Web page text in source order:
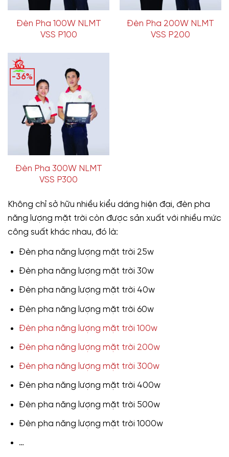
Đèn Pha 100W NLMT
VSS P100
Đèn Pha 200W NLMT
VSS P200
-36%
Đèn Pha 300W NLMT
VSS P300
Không chỉ sở hữu nhiều kiểu dáng hiện đại, đèn pha
năng lượng mặt trời còn được sản xuất với nhiều mức
công suất khác nhau, đó là:
Đèn pha năng lượng mặt trời 25w
Đèn pha năng lượng mặt trời 30w
Đèn pha năng lượng mặt trời 40w
Đèn pha năng lượng mặt trời 60w
Đèn pha năng lượng mặt trời 100w
Đèn pha năng lượng mặt trời 200w
Đèn pha năng lượng mặt trời 300w
Đèn pha năng lượng mặt trời 400w
Đèn pha năng lượng mặt trời 500w
Đèn pha năng lượng mặt trời 1000w
…